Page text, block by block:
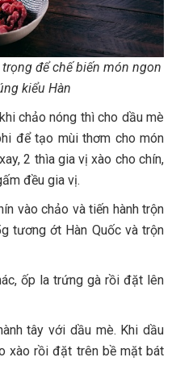
để chế biến món ngon
kiểu Hàn
chảo nóng thì cho dầu mè
để tạo mùi thơm cho món
2 thìa gia vị xào cho chín,
đều gia vị.
vào chảo và tiến hành trộn
tương ớt Hàn Quốc và trộn
ốp la trứng gà rồi đặt lên
tây với dầu mè. Khi dầu
xào rồi đặt trên bề mặt bát